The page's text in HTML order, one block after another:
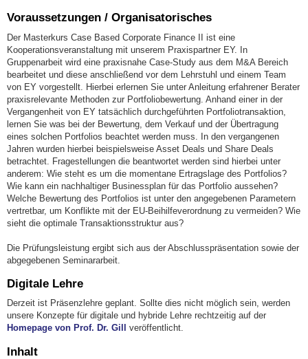
Voraussetzungen / Organisatorisches
Der Masterkurs Case Based Corporate Finance II ist eine
Kooperationsveranstaltung mit unserem Praxispartner EY. In
Gruppenarbeit wird eine praxisnahe Case-Study aus dem M&A Bereich
bearbeitet und diese anschließend vor dem Lehrstuhl und einem Team
von EY vorgestellt. Hierbei erlernen Sie unter Anleitung erfahrener Berater
praxisrelevante Methoden zur Portfoliobewertung. Anhand einer in der
Vergangenheit von EY tatsächlich durchgeführten Portfoliotransaktion,
lernen Sie was bei der Bewertung, dem Verkauf und der Übertragung
eines solchen Portfolios beachtet werden muss. In den vergangenen
Jahren wurden hierbei beispielsweise Asset Deals und Share Deals
betrachtet. Fragestellungen die beantwortet werden sind hierbei unter
anderem: Wie steht es um die momentane Ertragslage des Portfolios?
Wie kann ein nachhaltiger Businessplan für das Portfolio aussehen?
Welche Bewertung des Portfolios ist unter den angegebenen Parametern
vertretbar, um Konflikte mit der EU-Beihilfeverordnung zu vermeiden? Wie
sieht die optimale Transaktionsstruktur aus?
Die Prüfungsleistung ergibt sich aus der Abschlusspräsentation sowie der
abgegebenen Seminararbeit.
Digitale Lehre
Derzeit ist Präsenzlehre geplant. Sollte dies nicht möglich sein, werden
unsere Konzepte für digitale und hybride Lehre rechtzeitig auf der
Homepage von Prof. Dr. Gill veröffentlicht.
Inhalt